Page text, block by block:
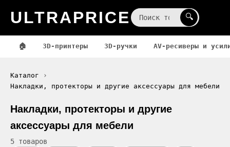
ULTRAPRICE 🔍
🏠 3D-принтеры 3D-ручки AV-ресиверы и
Каталог
Накладки, протекторы и другие аксессуары для мебели
Накладки, протекторы и другие
аксессуары для мебели
5 товаров